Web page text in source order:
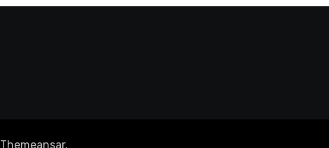
Themeansar.